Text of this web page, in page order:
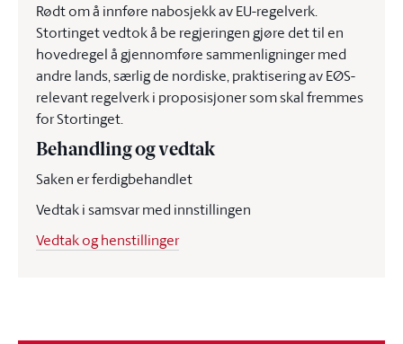
Rødt om å innføre nabosjekk av EU-regelverk.
Stortinget vedtok å be regjeringen gjøre det til en
hovedregel å gjennomføre sammenligninger med
andre lands, særlig de nordiske, praktisering av EØS-
relevant regelverk i proposisjoner som skal fremmes
for Stortinget.
Behandling og vedtak
Saken er ferdigbehandlet
Vedtak i samsvar med innstillingen
Vedtak og henstillinger